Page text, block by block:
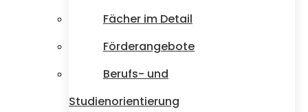
Fächer im Detail
Förderangebote
Berufs- und
Studienorientierung